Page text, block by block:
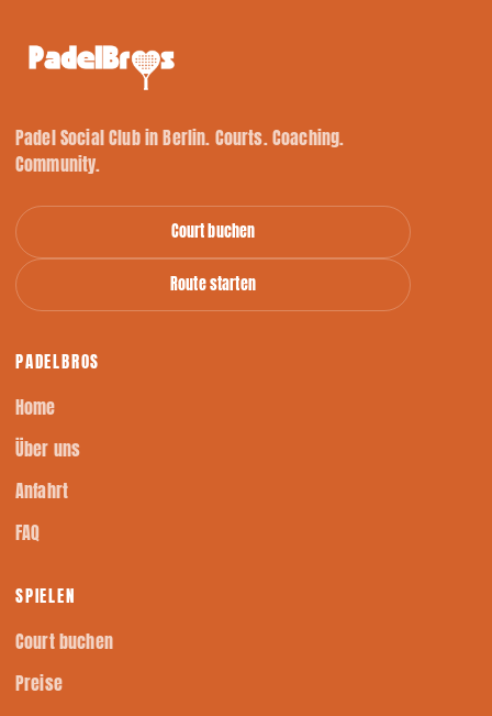
Padel Social Club in Berlin. Courts. Coaching.
Community.
Court buchen
Route starten
PADELBROS
Home
Über uns
Anfahrt
FAQ
SPIELEN
Court buchen
Preise